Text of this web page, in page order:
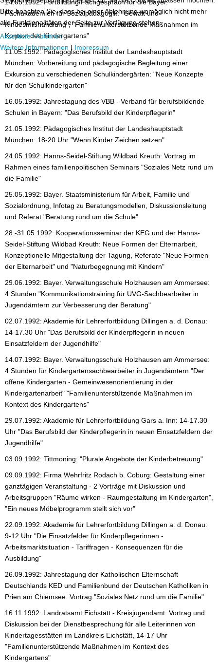
14.05.1992: Fortbildung/Fachgespräch für die Bayer.
Fachakademien für Sozialpädagogik: "Gewalt und
Kindesmißhandlung", "Familienunterstützende Maßnahmen im
Kontext des Kindergartens"
11.05.1992: Pädagogisches Institut der Landeshauptstadt
München: Vorbereitung und pädagogische Begleitung einer
Exkursion zu verschiedenen Schulkindergärten: "Neue Konzepte
für den Schulkindergarten"
16.05.1992: Jahrestagung des VBB - Verband für berufsbildende
Schulen in Bayern: "Das Berufsbild der Kinderpflegerin"
21.05.1992: Pädagogisches Institut der Landeshauptstadt
München: 18-20 Uhr "Wenn Kinder Zeichen setzen"
24.05.1992: Hanns-Seidel-Stiftung Wildbad Kreuth: Vortrag im
Rahmen eines familienpolitischen Seminars "Soziales Netz rund um
die Familie"
25.05.1992: Bayer. Staatsministerium für Arbeit, Familie und
Sozialordnung, Infotag zu Beratungsmodellen, Diskussionsleitung
und Referat "Beratung rund um die Schule"
28.-31.05.1992: Kooperationsseminar der KEG und der Hanns-
Seidel-Stiftung Wildbad Kreuth: Neue Formen der Elternarbeit,
Konzeptionelle Mitgestaltung der Tagung, Referate "Neue Formen
der Elternarbeit" und "Naturbegegnung mit Kindern"
29.06.1992: Bayer. Verwaltungsschule Holzhausen am Ammersee:
4 Stunden "Kommunikationstraining für UVG-Sachbearbeiter in
Jugendämtern zur Verbesserung der Beratung"
02.07.1992: Akademie für Lehrerfortbildung Dillingen a. d. Donau:
14-17.30 Uhr "Das Berufsbild der Kinderpflegerin in neuen
Einsatzfeldern der Jugendhilfe"
14.07.1992: Bayer. Verwaltungsschule Holzhausen am Ammersee:
4 Stunden für Kindergartensachbearbeiter in Jugendämtern "Der
offene Kindergarten - Gemeinwesenorientierung in der
Kindergartenarbeit" "Familienunterstützende Maßnahmen im
Kontext des Kindergartens"
29.07.1992: Akademie für Lehrerfortbildung Gars a. Inn: 14-17.30
Uhr "Das Berufsbild der Kinderpflegerin in neuen Einsatzfeldern der
Jugendhilfe"
03.09.1992: Tittmoning: "Plurale Angebote der Kinderbetreuung"
09.09.1992: Firma Wehrfritz Rodach b. Coburg: Gestaltung einer
ganztägigen Veranstaltung - 2 Vorträge mit Diskussion und
Arbeitsgruppen "Räume wirken - Raumgestaltung im Kindergarten",
"Ein neues Möbelprogramm stellt sich vor"
22.09.1992: Akademie für Lehrerfortbildung Dillingen a. d. Donau:
9-12 Uhr "Die Einsatzfelder für Kinderpflegerinnen -
Arbeitsmarktsituation - Tariffragen - Konsequenzen für die
Ausbildung"
26.09.1992: Jahrestagung der Katholischen Elternschaft
Deutschlands KED und Familienbund der Deutschen Katholiken in
Prien am Chiemsee: Vortrag "Soziales Netz rund um die Familie"
16.11.1992: Landratsamt Eichstätt - Kreisjugendamt: Vortrag und
Diskussion bei der Dienstbesprechung für alle Leiterinnen von
Kindertagesstätten im Landkreis Eichstätt, 14-17 Uhr
"Familienunterstützende Maßnahmen im Kontext des
Kindergartens"
Bitte beachten Sie, dass bei einer Ablehnung womöglich nicht mehr
alle Funktionalitäten der Seite zur Verfügung stehen.
Akzeptieren Ablehnen
Weitere Informationen | Impressum